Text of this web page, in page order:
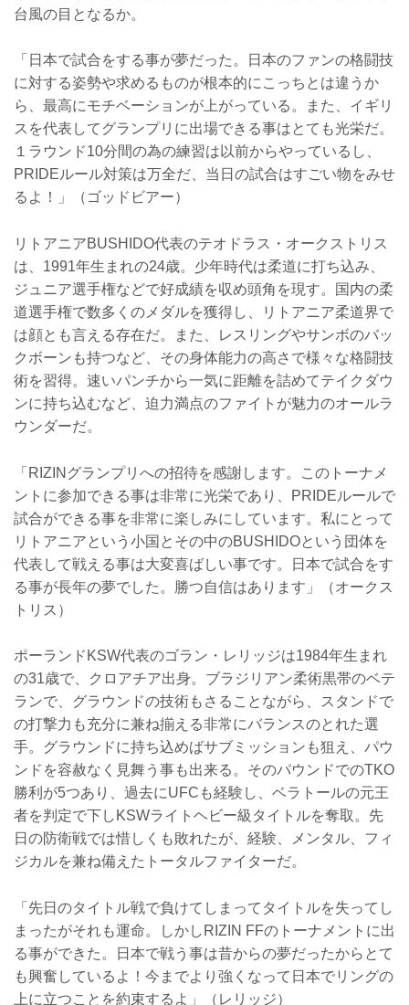
台風の目となるか。
「日本で試合をする事が夢だった。日本のファンの格闘技
に対する姿勢や求めるものが根本的にこっちとは違うか
ら、最高にモチベーションが上がっている。また、イギリ
スを代表してグランプリに出場できる事はとても光栄だ。
１ラウンド10分間の為の練習は以前からやっているし、
PRIDEルール対策は万全だ、当日の試合はすごい物をみせ
るよ！」（ゴッドビアー）
リトアニアBUSHIDO代表のテオドラス・オークストリス
は、1991年生まれの24歳。少年時代は柔道に打ち込み、
ジュニア選手権などで好成績を収め頭角を現す。国内の柔
道選手権で数多くのメダルを獲得し、リトアニア柔道界で
は顔とも言える存在だ。また、レスリングやサンボのバッ
クボーンも持つなど、その身体能力の高さで様々な格闘技
術を習得。速いパンチから一気に距離を詰めてテイクダウ
ンに持ち込むなど、迫力満点のファイトが魅力のオールラ
ウンダーだ。
「RIZINグランプリへの招待を感謝します。このトーナメ
ントに参加できる事は非常に光栄であり、PRIDEルールで
試合ができる事を非常に楽しみにしています。私にとって
リトアニアという小国とその中のBUSHIDOという団体を
代表して戦える事は大変喜ばしい事です。日本で試合をす
る事が長年の夢でした。勝つ自信はあります」（オークス
トリス）
ポーランドKSW代表のゴラン・レリッジは1984年生まれ
の31歳で、クロアチア出身。ブラジリアン柔術黒帯のベテ
ランで、グラウンドの技術もさることながら、スタンドで
の打撃力も充分に兼ね揃える非常にバランスのとれた選
手。グラウンドに持ち込めばサブミッションも狙え、パウ
ンドを容赦なく見舞う事も出来る。そのパウンドでのTKO
勝利が5つあり、過去にUFCも経験し、ベラトールの元王
者を判定で下しKSWライトヘビー級タイトルを奪取。先
日の防衛戦では惜しくも敗れたが、経験、メンタル、フィ
ジカルを兼ね備えたトータルファイターだ。
「先日のタイトル戦で負けてしまってタイトルを失ってし
まったがそれも運命。しかしRIZIN FFのトーナメントに出
る事ができた。日本で戦う事は昔からの夢だったからとて
も興奮しているよ！今までより強くなって日本でリングの
上に立つことを約束するよ」（レリッジ）